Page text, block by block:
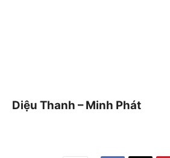
Diệu Thanh – Minh Phát